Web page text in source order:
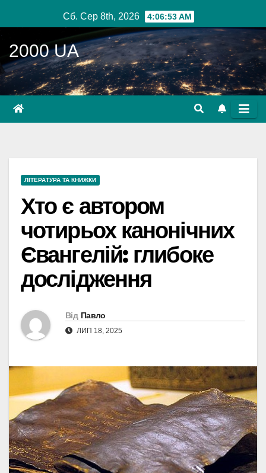
до
вмісту
Сб. Сер 8th, 2026 4:06:54 AM
2000 UA
ЛІТЕРАТУРА ТА КНИЖКИ
Хто є автором
чотирьох канонічних
Євангелій: глибоке
дослідження
Від Павло
ЛИП 18, 2025